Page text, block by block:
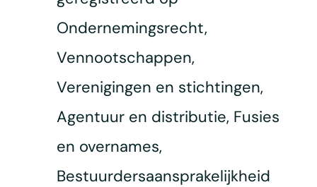
Ondernemingsrecht,
Vennootschappen,
Verenigingen en stichtingen,
Agentuur en distributie, Fusies
en overnames,
Bestuurdersaansprakelijkheid